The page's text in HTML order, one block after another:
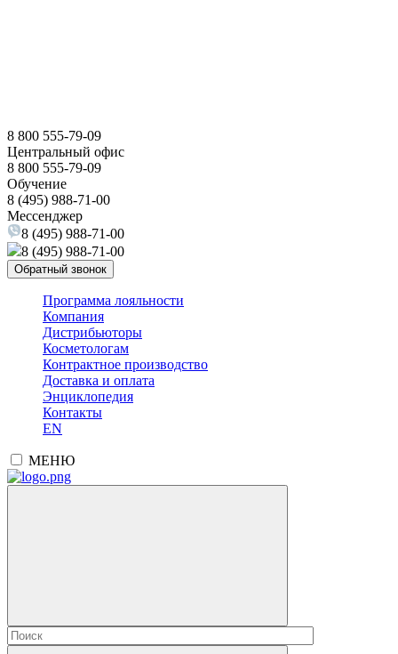
8 800 555-79-09
Центральный офис
8 800 555-79-09
Обучение
8 (495) 988-71-00
Мессенджер
8 (495) 988-71-00
8 (495) 988-71-00
Обратный звонок
Программа лояльности
Компания
Дистрибьюторы
Косметологам
Контрактное производство
Доставка и оплата
Энциклопедия
Контакты
EN
МЕНЮ